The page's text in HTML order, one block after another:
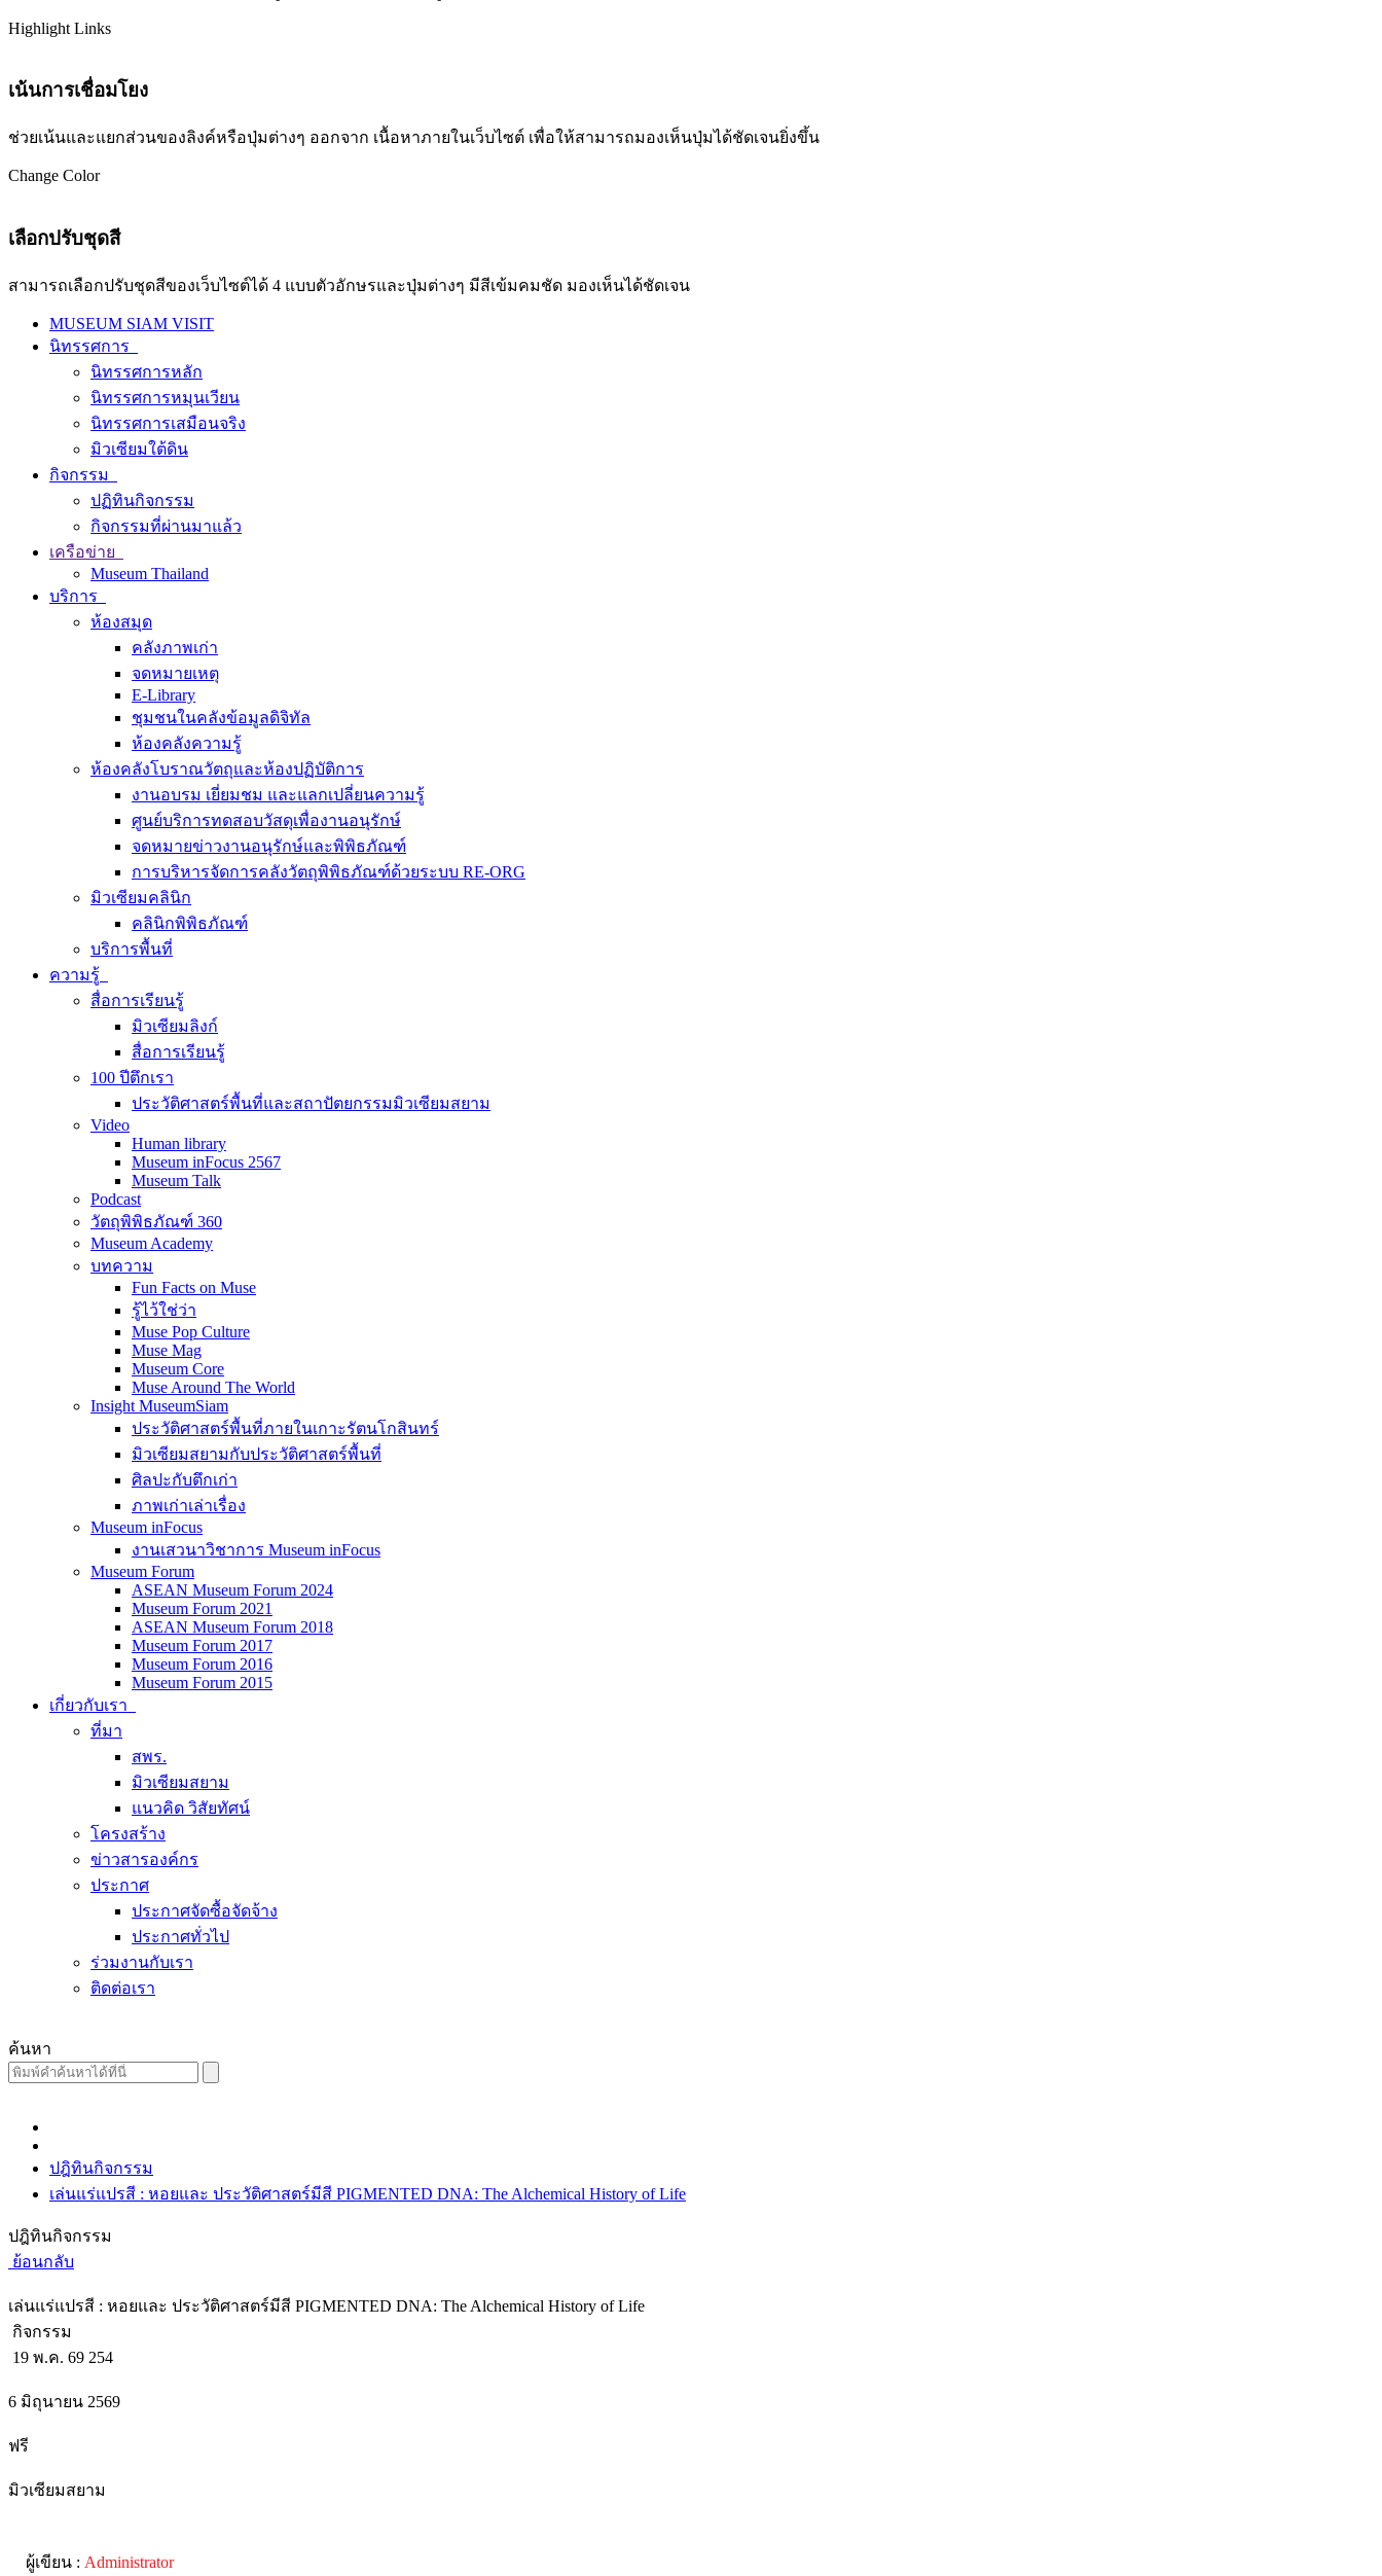
Highlight Links
เน้นการเชื่อมโยง
ช่วยเน้นและแยกส่วนของลิงค์หรือปุ่มต่างๆ ออกจาก เนื้อหาภายในเว็บไซต์ เพื่อให้สามารถมองเห็นปุ่มได้ชัดเจนยิ่งขึ้น
Change Color
เลือกปรับชุดสี
สามารถเลือกปรับชุดสีของเว็บไซต์ได้ 4 แบบตัวอักษรและปุ่มต่างๆ มีสีเข้มคมชัด มองเห็นได้ชัดเจน
MUSEUM SIAM VISIT
นิทรรศการ
นิทรรศการหลัก
นิทรรศการหมุนเวียน
นิทรรศการเสมือนจริง
มิวเซียมใต้ดิน
กิจกรรม
ปฏิทินกิจกรรม
กิจกรรมที่ผ่านมาแล้ว
เครือข่าย
Museum Thailand
บริการ
ห้องสมุด
คลังภาพเก่า
จดหมายเหตุ
E-Library
ชุมชนในคลังข้อมูลดิจิทัล
ห้องคลังความรู้
ห้องคลังโบราณวัตถุและห้องปฏิบัติการ
งานอบรม เยี่ยมชม และแลกเปลี่ยนความรู้
ศูนย์บริการทดสอบวัสดุเพื่องานอนุรักษ์
จดหมายข่าวงานอนุรักษ์และพิพิธภัณฑ์
การบริหารจัดการคลังวัตถุพิพิธภัณฑ์ด้วยระบบ RE-ORG
มิวเซียมคลินิก
คลินิกพิพิธภัณฑ์
บริการพื้นที่
ความรู้
สื่อการเรียนรู้
มิวเซียมลิงก์
สื่อการเรียนรู้
100 ปีตึกเรา
ประวัติศาสตร์พื้นที่และสถาปัตยกรรมมิวเซียมสยาม
Video
Human library
Museum inFocus 2567
Museum Talk
Podcast
วัตถุพิพิธภัณฑ์ 360
Museum Academy
บทความ
Fun Facts on Muse
รู้ไว้ใช่ว่า
Muse Pop Culture
Muse Mag
Museum Core
Muse Around The World
Insight MuseumSiam
ประวัติศาสตร์พื้นที่ภายในเกาะรัตนโกสินทร์
มิวเซียมสยามกับประวัติศาสตร์พื้นที่
ศิลปะกับตึกเก่า
ภาพเก่าเล่าเรื่อง
Museum inFocus
งานเสวนาวิชาการ Museum inFocus
Museum Forum
ASEAN Museum Forum 2024
Museum Forum 2021
ASEAN Museum Forum 2018
Museum Forum 2017
Museum Forum 2016
Museum Forum 2015
เกี่ยวกับเรา
ที่มา
สพร.
มิวเซียมสยาม
แนวคิด วิสัยทัศน์
โครงสร้าง
ข่าวสารองค์กร
ประกาศ
ประกาศจัดซื้อจัดจ้าง
ประกาศทั่วไป
ร่วมงานกับเรา
ติดต่อเรา
ค้นหา
ปฎิทินกิจกรรม
เล่นแร่แปรสี : หอยและ ประวัติศาสตร์มีสี PIGMENTED DNA: The Alchemical History of Life
ปฎิทินกิจกรรม
ย้อนกลับ
เล่นแร่แปรสี : หอยและ ประวัติศาสตร์มีสี PIGMENTED DNA: The Alchemical History of Life
กิจกรรม
19 พ.ค. 69 254
6 มิถุนายน 2569
ฟรี
มิวเซียมสยาม
ผู้เขียน : Administrator